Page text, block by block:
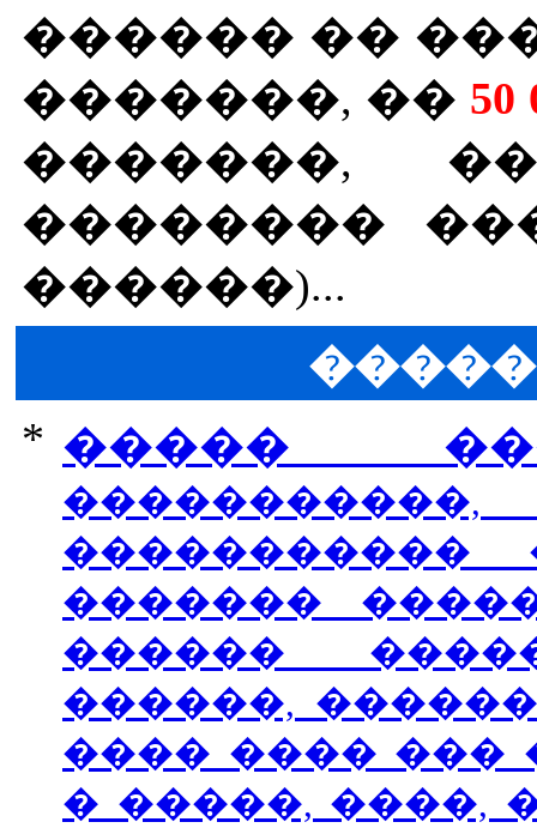
������ ��
�������, �� 50
�������,
��������
������)...
* �����
�����������
�������
������
������,
���� ���� ���
� �����, ����,